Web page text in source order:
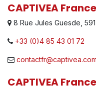
CAPTIVEA France
8 Rue Jules Guesde,
+33 (0)4 85 43 01 72
contactfr@captivea.com
CAPTIVEA France